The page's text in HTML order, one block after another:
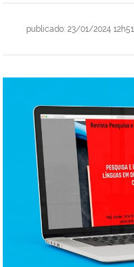
publicado: 23/01/2024 12h51